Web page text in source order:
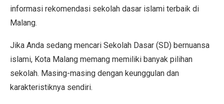
informasi rekomendasi sekolah dasar islami terbaik di
Malang.
Jika Anda sedang mencari Sekolah Dasar (SD) bernuansa
islami, Kota Malang memang memiliki banyak pilihan
sekolah. Masing-masing dengan keunggulan dan
karakteristiknya sendiri.